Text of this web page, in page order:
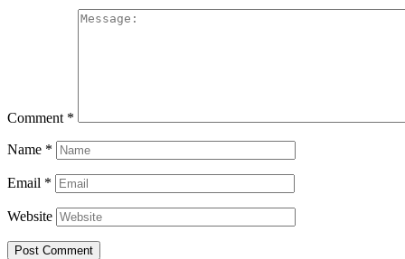
Comment *
Name *
Email *
Website